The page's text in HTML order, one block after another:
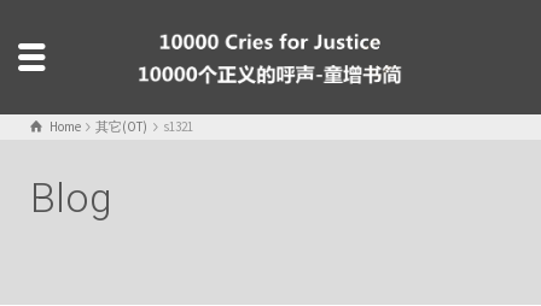
Home 其它(OT) s1321
Blog